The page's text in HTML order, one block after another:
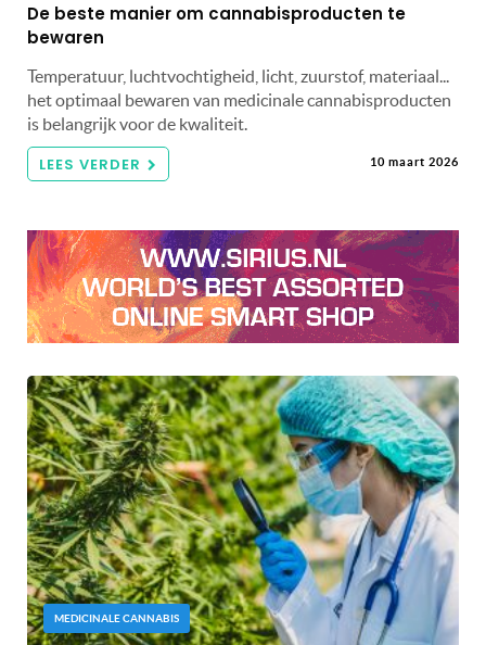
De beste manier om cannabisproducten te
bewaren
Temperatuur, luchtvochtigheid, licht, zuurstof, materiaal...
het optimaal bewaren van medicinale cannabisproducten
is belangrijk voor de kwaliteit.
LEES VERDER 10 maart 2026
MEDICINALE CANNABIS